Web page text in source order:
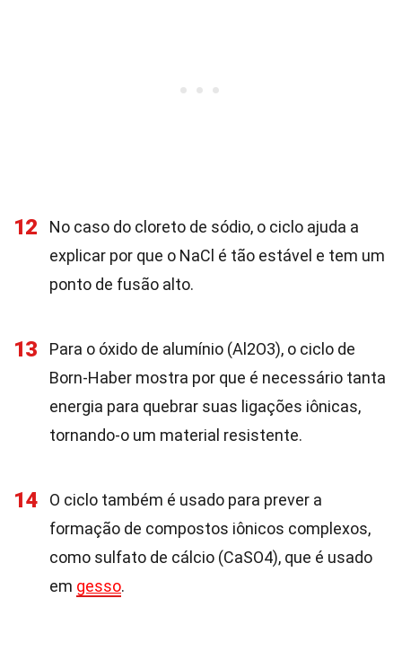
12
No caso do cloreto de sódio, o ciclo ajuda a
explicar por que o NaCl é tão estável e tem um
ponto de fusão alto.
13
Para o óxido de alumínio (Al2O3), o ciclo de
Born-Haber mostra por que é necessário tanta
energia para quebrar suas ligações iônicas,
tornando-o um material resistente.
14
O ciclo também é usado para prever a
formação de compostos iônicos complexos,
como sulfato de cálcio (CaSO4), que é usado
em gesso.